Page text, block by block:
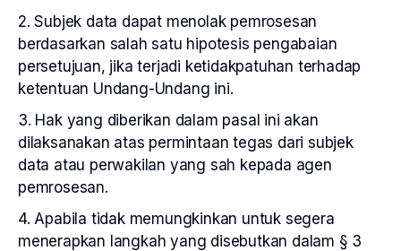
2. Subjek data dapat menolak pemrosesan
berdasarkan salah satu hipotesis pengabaian
persetujuan, jika terjadi ketidakpatuhan terhadap
ketentuan Undang-Undang ini.
3. Hak yang diberikan dalam pasal ini akan
dilaksanakan atas permintaan tegas dari subjek
data atau perwakilan yang sah kepada agen
pemrosesan.
4. Apabila tidak memungkinkan untuk segera
menerapkan langkah yang disebutkan dalam § 3